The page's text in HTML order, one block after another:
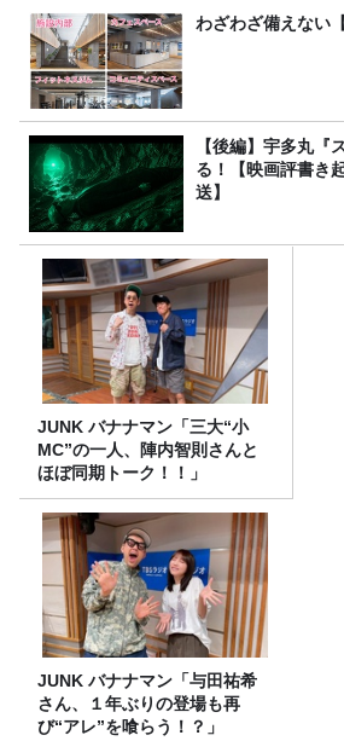
わざわざ備えない
【後編】宇多丸『
る！【映画評書き
送】
JUNK バナナマン「三大“小
MC”の一人、陣内智則さんと
ほぼ同期トーク！！」
JUNK バナナマン「与田祐希
さん、１年ぶりの登場も再
び“アレ”を喰らう！？」